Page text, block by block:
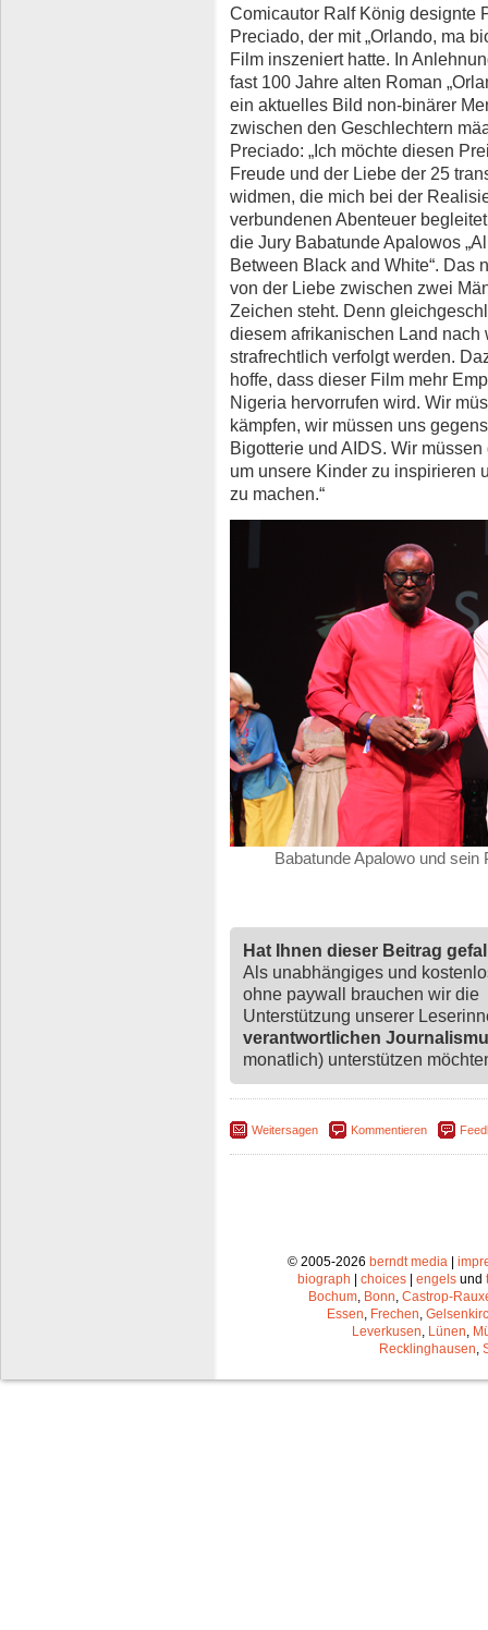
Comicautor Ralf König designte
Preciado, der mit „Orlando, ma
Film inszeniert hatte. In
fast 100 Jahre alten Roman
ein aktuelles Bild non-binärer
zwischen den Geschlechtern
Preciado: „Ich möchte diesen
Freude und der Liebe der 25
widmen, die mich bei der
verbundenen Abenteuer
die Jury Babatunde Apalowos
Between Black and White“. Das
von der Liebe zwischen zwei
Zeichen steht. Denn
diesem afrikanischen Land nach
strafrechtlich verfolgt werden.
hoffe, dass dieser Film mehr
Nigeria hervorrufen wird. Wir
kämpfen, wir müssen uns
Bigotterie und AIDS. Wir
um unsere Kinder zu inspirieren
zu machen.“
Babatunde Apalowo und
Hat Ihnen dieser Beitrag
Als unabhängiges und
ohne paywall brauchen wir die
Unterstützung unserer
verantwortlichen
monatlich) unterstützen
Weitersagen Kommentieren
© 2005-2026 berndt media |
biograph | choices | engels und
Bochum Bonn Castrop-
Essen Frechen
Leverkusen Lünen
Recklinghausen